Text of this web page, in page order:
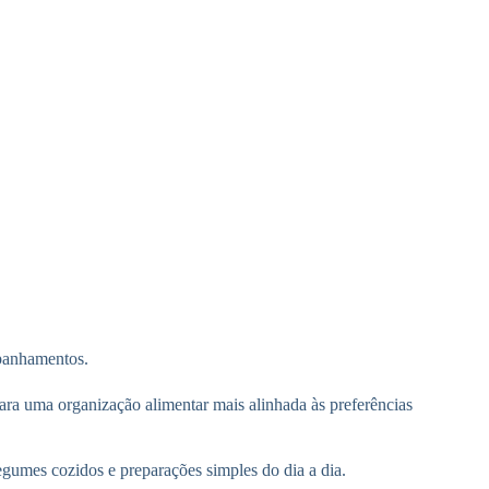
uma organização alimentar mais alinhada às preferências
cozidos e preparações simples do dia a dia.